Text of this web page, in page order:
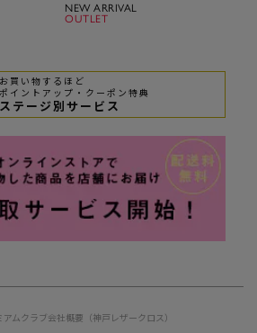
NEW ARRIVAL
OUTLET
お買い物するほど
ポイントアップ・クーポン特典
ステージ別サービス
ムクラブ 会社概要（神戸レザークロス）